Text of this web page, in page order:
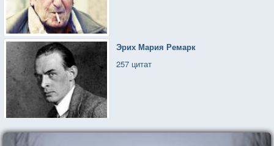
Эрих Мария Ремарк
257 цитат